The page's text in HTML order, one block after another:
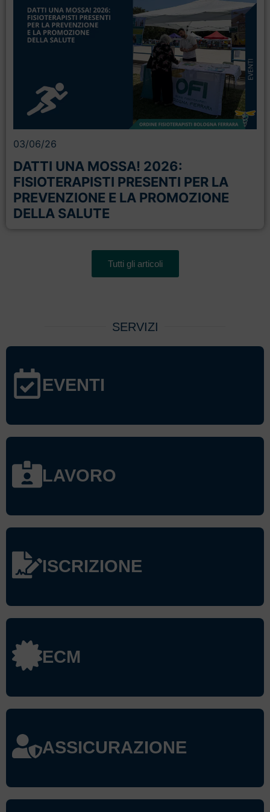
HOME
Cos'è l'ordine
03/06/26
DATTI UNA MOSSA! 2026:
FISIOTERAPISTI PRESENTI PER LA
PREVENZIONE E LA PROMOZIONE
DELLA SALUTE
Tutti gli articoli
SERVIZI
EVENTI
LAVORO
ISCRIZIONE
ECM
ASSICURAZIONE